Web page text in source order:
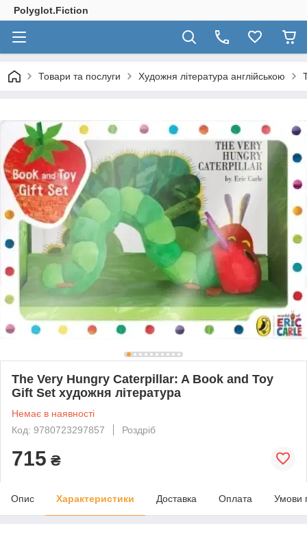
Polyglot.Fiction
Товари та послуги Художня література англійською
The Very Hungry Caterpillar: A Book and Toy
Gift Set художня література
Немає в наявності
Код: 9780723297857
Роздріб
715 ₴
Опис Характеристики Доставка Оплата Умови